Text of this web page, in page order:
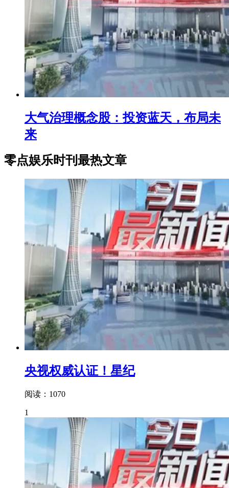
大气治理概念股：投资蓝天，布局未
来
零点娱乐时刊最热文章
央视权威认证！星纪
阅读：1070
1